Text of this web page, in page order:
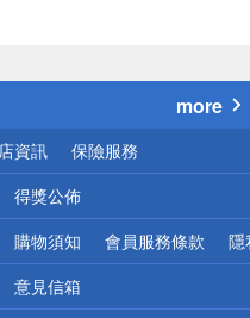
more
資訊 保險服務
得獎公佈
購物須知 會員服務條款 隱
意見信箱